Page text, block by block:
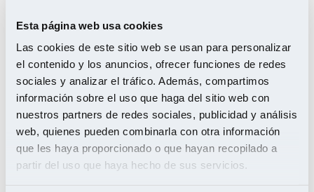
Esta página web usa cookies
Las cookies de este sitio web se usan para personalizar
el contenido y los anuncios, ofrecer funciones de redes
sociales y analizar el tráfico. Además, compartimos
información sobre el uso que haga del sitio web con
nuestros partners de redes sociales, publicidad y análisis
web, quienes pueden combinarla con otra información
que les haya proporcionado o que hayan recopilado a
partir del uso que haya hecho de sus servicios.
diciembre 2024
septiembre 2024
agosto 2024
julio 2024
junio 2024
mayo 2024
abril 2024
marzo 2024
febrero 2024
enero 2024
noviembre 2023